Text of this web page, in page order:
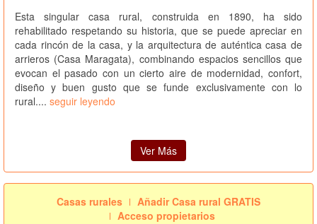
Esta singular casa rural, construida en 1890, ha sido
rehabilitado respetando su historia, que se puede apreciar en
cada rincón de la casa, y la arquitectura de auténtica casa de
arrieros (Casa Maragata), combinando espacios sencillos que
evocan el pasado con un cierto aire de modernidad, confort,
diseño y buen gusto que se funde exclusivamente con lo
rural.... seguir leyendo
Ver Más
Casas rurales
Añadir Casa rural GRATIS
Acceso propietarios